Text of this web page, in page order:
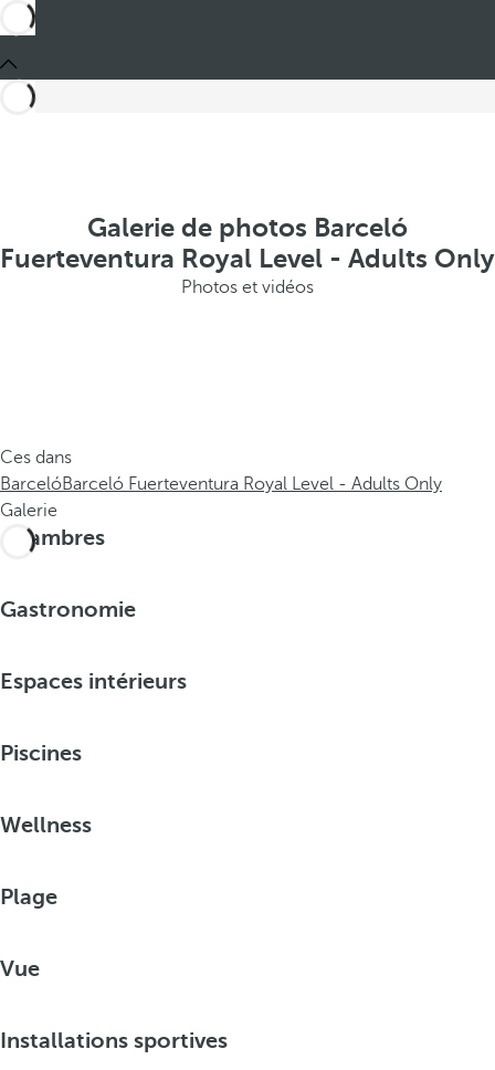
Galerie de photos Barceló
Fuerteventura Royal Level - Adults Only
Photos et vidéos
Ces dans
BarcelóBarceló Fuerteventura Royal Level - Adults Only
Galerie
Chambres
Gastronomie
Espaces intérieurs
Piscines
Wellness
Plage
Vue
Installations sportives